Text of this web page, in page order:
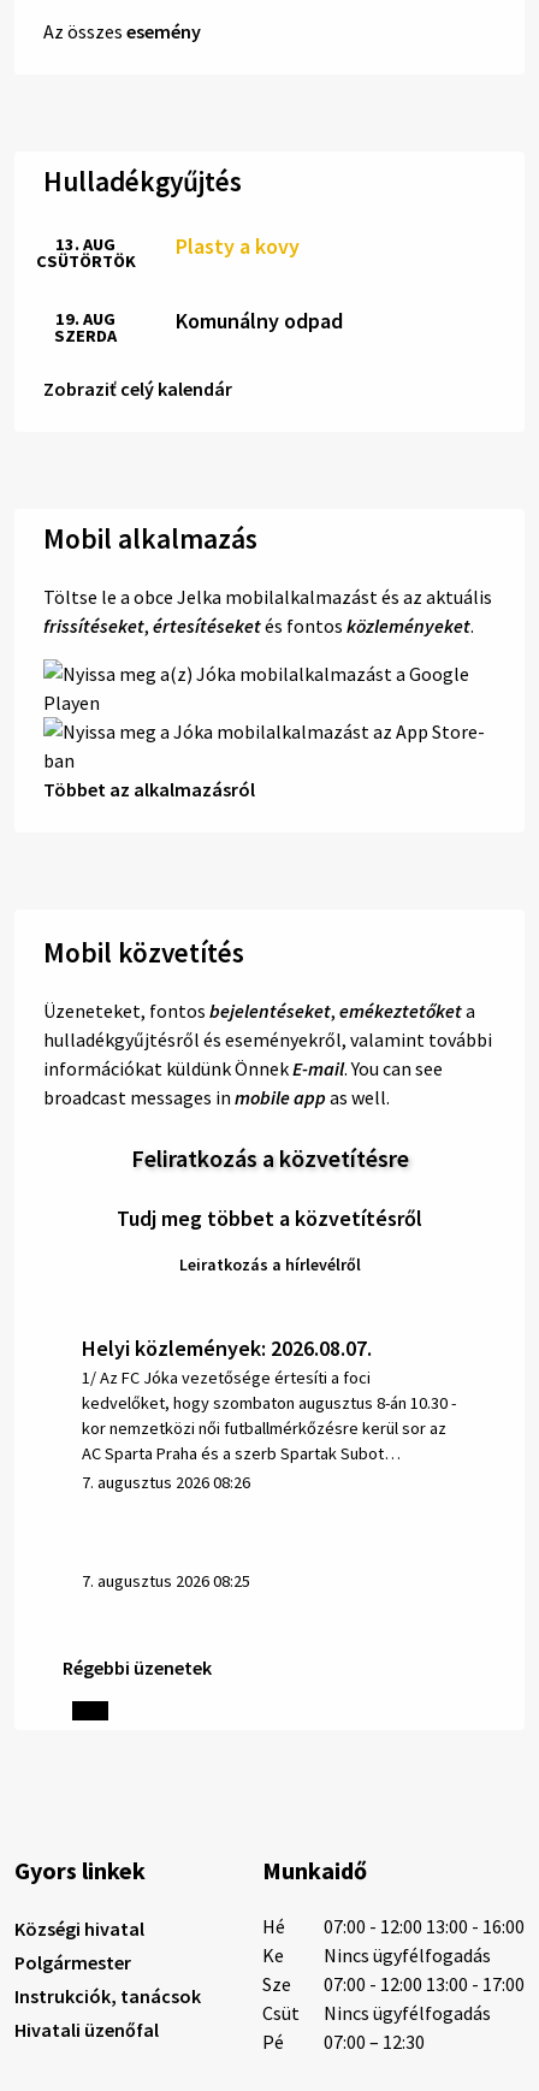
Az összes esemény
Hulladékgyűjtés
Plasty a kovy
13. AUG
CSÜTÖRTÖK
Komunálny odpad
19. AUG
SZERDA
Zobraziť celý kalendár
Mobil alkalmazás
Töltse le a obce Jelka mobilalkalmazást és az aktuális
frissítéseket, értesítéseketés fontos közleményeket.
Többet az alkalmazásról
Mobil közvetítés
Üzeneteket, fontos bejelentéseket, emékeztetőketa
hulladékgyűjtésről és eseményekről, valamint további
információkat küldünk ÖnnekE-mail. You can see
broadcast messages in mobile app as well.
Feliratkozás a közvetítésre
Tudj meg többet a közvetítésről
Leiratkozás a hírlevélről
Helyi közlemények: 2026.08.07.
1/ Az FC Jóka vezetősége értesíti a foci
kedvelőket, hogy szombaton augusztus 8-án 10.30 -
kor nemzetközi női futballmérkőzésre kerül sor az
AC Sparta Praha és a szerb Spartak Subot…
7. augusztus 2026 08:26
7. augusztus 2026 08:25
Helyi közlemények: 2026.08.06.
1/ AZ IVÓVÍZ NEM MAGÁTÓL ÉRTETŐDŐ. A tartós
Helyi közlemények: 2026.08.05.
Gyászhirdetés: 2026.08.05. 1/ Tisztelt Lakosság!
Régebbi üzenetek
Gyors linkek
Községi hivatal
Polgármester
Instrukciók, tanácsok
Hivatali üzenőfal
Munkaidő
Hé
07:00 - 12:00 13:00 - 16:00
Ke
Nincs ügyfélfogadás
Sze
07:00 - 12:00 13:00 - 17:00
Csüt
Nincs ügyfélfogadás
Pé
07:00 – 12:30